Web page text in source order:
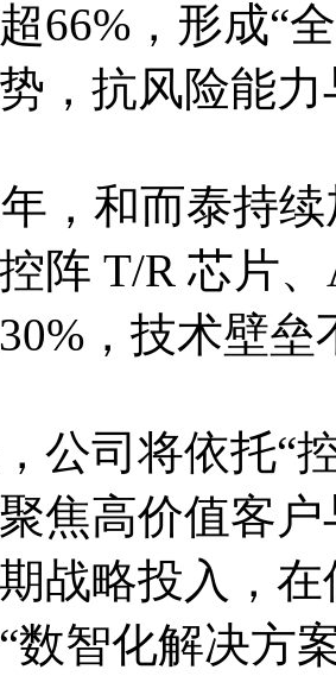
66%，形成“
，抗风险能
和而泰持续
阵 T/R 芯片
，技术壁垒
司将依托“控
焦高价值客
战略投入，
数智化解决方